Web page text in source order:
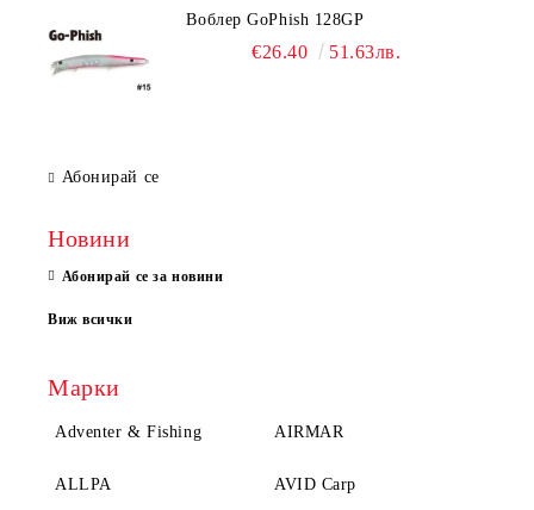
Воблер GoPhish 128GP
€26.40 51.63лв.
Абонирай се
Новини
Абонирай се за новини
Виж всички
Марки
Adventer & Fishing AIRMAR
ALLPA AVID Carp